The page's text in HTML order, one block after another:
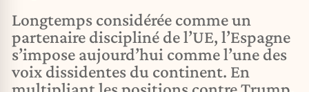
Longtemps considérée comme un
partenaire discipliné de l’UE, l’Espagne
s’impose aujourd’hui comme l’une des
voix dissidentes du continent. En